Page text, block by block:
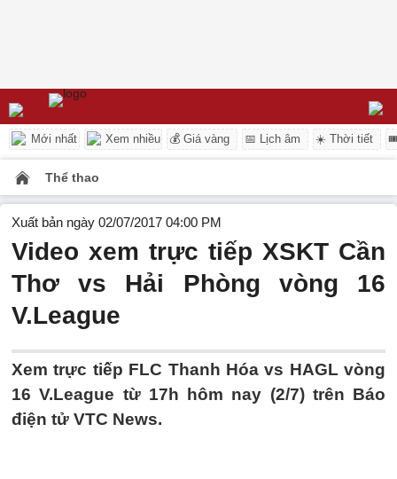
Mới nhất Xem nhiều 💰 Giá vàng 📅 Lịch âm ☀️ Thời tiết
Thể thao
Xuất bản ngày 02/07/2017 04:00 PM
Video xem trực tiếp XSKT Cần
Thơ vs Hải Phòng vòng 16
V.League
Xem trực tiếp FLC Thanh Hóa vs HAGL vòng
16 V.League từ 17h hôm nay (2/7) trên Báo
điện tử VTC News.